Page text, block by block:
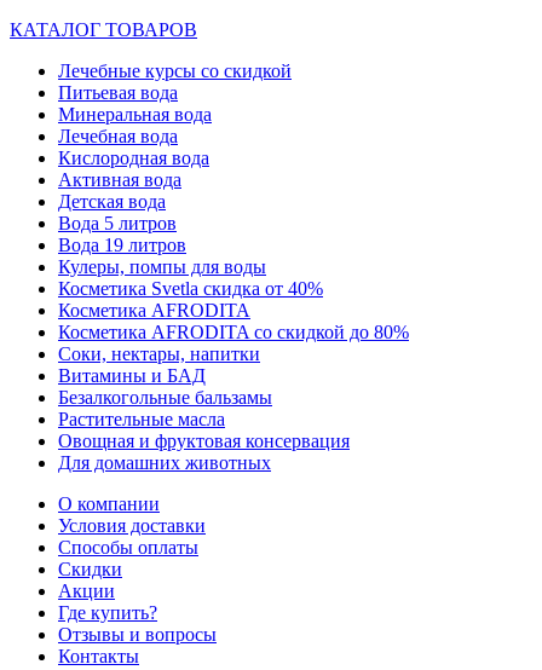
КАТАЛОГ ТОВАРОВ
Лечебные курсы со скидкой
Питьевая вода
Минеральная вода
Лечебная вода
Кислородная вода
Активная вода
Детская вода
Вода 5 литров
Вода 19 литров
Кулеры, помпы для воды
Косметика Svetla скидка от 40%
Косметика AFRODITA
Косметика AFRODITA со скидкой до 80%
Соки, нектары, напитки
Витамины и БАД
Безалкогольные бальзамы
Растительные масла
Овощная и фруктовая консервация
Для домашних животных
О компании
Условия доставки
Способы оплаты
Скидки
Акции
Где купить?
Отзывы и вопросы
Контакты